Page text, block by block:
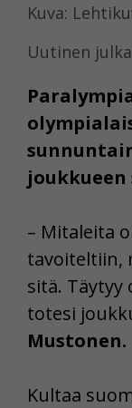
Kuva:
Uutinen
– Mitaleita
tavoiteltiin,
sitä.
totesi
Mustonen.
Kultaa